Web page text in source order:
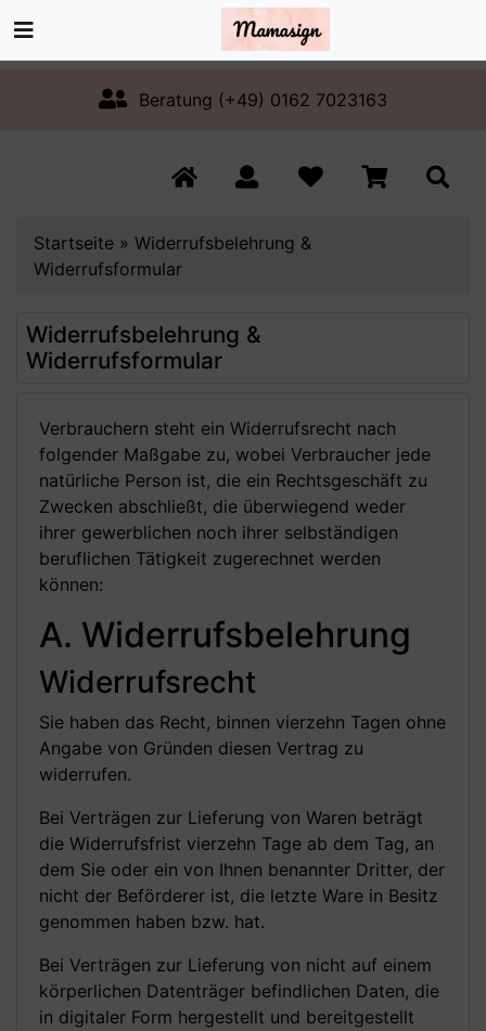
Beratung (+49) 0162 7023163
Startseite » Widerrufsbelehrung &
Widerrufsformular
Widerrufsbelehrung &
Widerrufsformular
Verbrauchern steht ein Widerrufsrecht nach
folgender Maßgabe zu, wobei Verbraucher jede
natürliche Person ist, die ein Rechtsgeschäft zu
Zwecken abschließt, die überwiegend weder
ihrer gewerblichen noch ihrer selbständigen
beruflichen Tätigkeit zugerechnet werden
können:
A. Widerrufsbelehrung
Widerrufsrecht
Sie haben das Recht, binnen vierzehn Tagen ohne
Angabe von Gründen diesen Vertrag zu
widerrufen.
Bei Verträgen zur Lieferung von Waren beträgt
die Widerrufsfrist vierzehn Tage ab dem Tag, an
dem Sie oder ein von Ihnen benannter Dritter, der
nicht der Beförderer ist, die letzte Ware in Besitz
genommen haben bzw. hat.
Bei Verträgen zur Lieferung von nicht auf einem
körperlichen Datenträger befindlichen Daten, die
in digitaler Form hergestellt und bereitgestellt